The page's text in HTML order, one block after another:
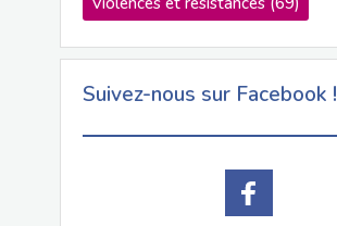
Suivez-nous sur Facebook !